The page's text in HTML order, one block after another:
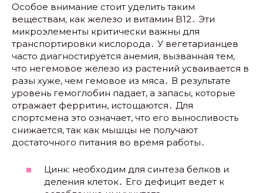
Особое внимание стоит уделить таким
веществам, как железо и витамин B12․ Эти
микроэлементы критически важны для
транспортировки кислорода․ У вегетарианцев
часто диагностируется анемия, вызванная тем,
что негемовое железо из растений усваивается в
разы хуже, чем гемовое из мяса․ В результате
уровень гемоглобин падает, а запасы, которые
отражает ферритин, истощаются․ Для
спортсмена это означает, что его выносливость
снижается, так как мышцы не получают
достаточного питания во время работы․
Цинк: необходим для синтеза белков и
деления клеток․ Его дефицит ведет к